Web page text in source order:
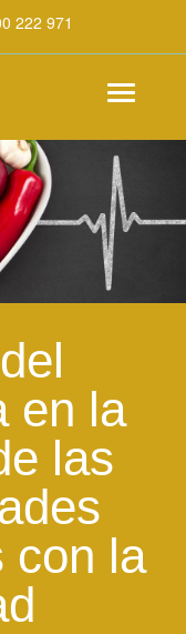
222 971
Toggle
en la
las
con la